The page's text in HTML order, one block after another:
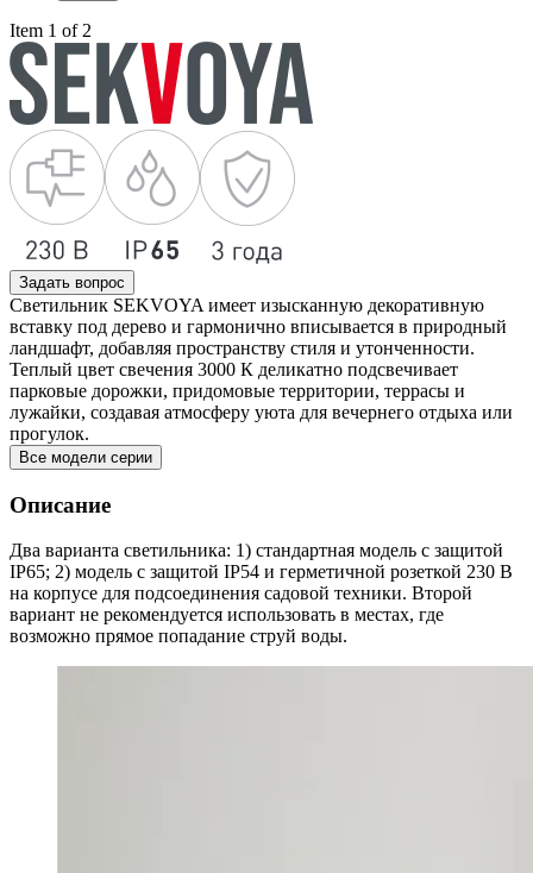
Item 1 of 2
Задать вопрос
Светильник SEKVOYA имеет изысканную декоративную
вставку под дерево и гармонично вписывается в природный
ландшафт, добавляя пространству стиля и утонченности.
Теплый цвет свечения 3000 К деликатно подсвечивает
парковые дорожки, придомовые территории, террасы и
лужайки, создавая атмосферу уюта для вечернего отдыха или
прогулок.
Все модели серии
Описание
Два варианта светильника: 1) стандартная модель с защитой
IP65; 2) модель с защитой IP54 и герметичной розеткой 230 В
на корпусе для подсоединения садовой техники. Второй
вариант не рекомендуется использовать в местах, где
возможно прямое попадание струй воды.